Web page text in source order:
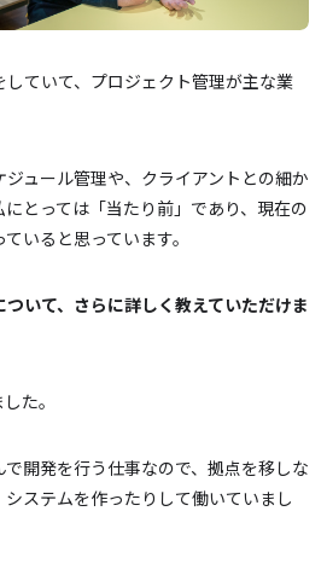
ていて、プロジェクト管理が主な業
ュール管理や、クライアントとの細か
とっては「当たり前」であり、現在の
いると思っています。
ついて、さらに詳しく教えていただけま
た。
開発を行う仕事なので、拠点を移しな
ステムを作ったりして働いていまし